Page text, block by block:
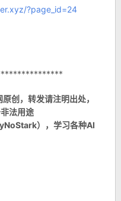
?page_id=24
创，转发请注明出处，
法用途
），学习各种AI